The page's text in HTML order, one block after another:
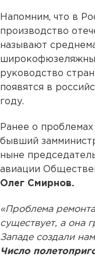
Напомним, что в
производство
называют
руководство
появятся в
году.
Ранее о
бывший
ныне
авиации
Олег Смирнов.
«Проблема
существует, а она
Западе создали
Число